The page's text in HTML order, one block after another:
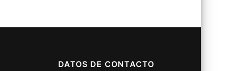
DATOS DE CONTACTO